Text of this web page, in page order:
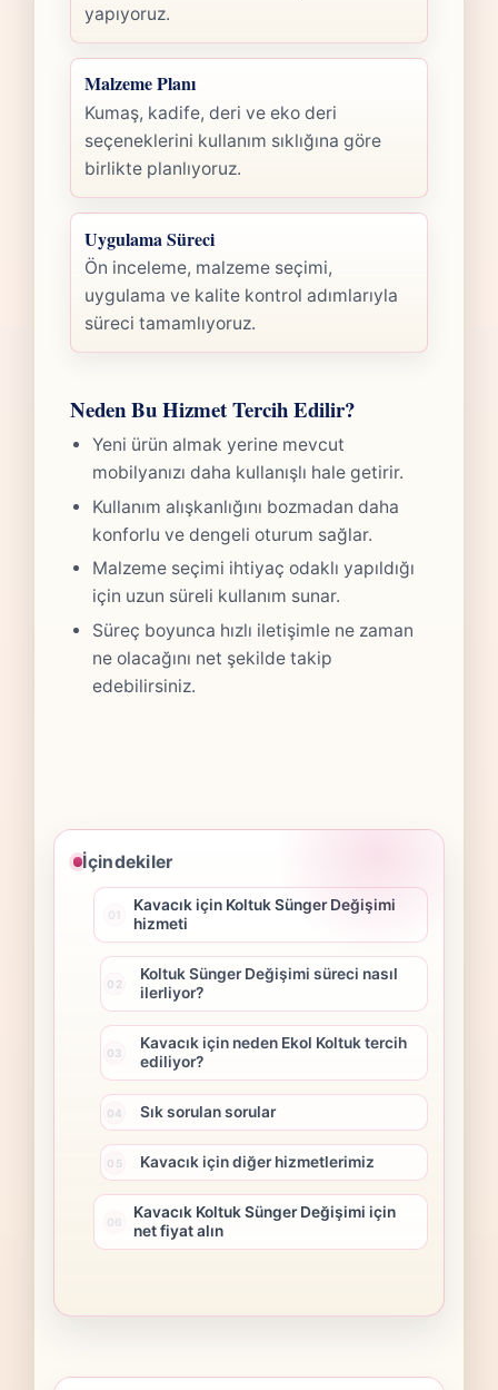
yapıyoruz.
Malzeme Planı
Kumaş, kadife, deri ve eko deri
seçeneklerini kullanım sıklığına göre
birlikte planlıyoruz.
Uygulama Süreci
Ön inceleme, malzeme seçimi,
uygulama ve kalite kontrol adımlarıyla
süreci tamamlıyoruz.
Neden Bu Hizmet Tercih Edilir?
Yeni ürün almak yerine mevcut
mobilyanızı daha kullanışlı hale getirir.
Kullanım alışkanlığını bozmadan daha
konforlu ve dengeli oturum sağlar.
Malzeme seçimi ihtiyaç odaklı yapıldığı
için uzun süreli kullanım sunar.
Süreç boyunca hızlı iletişimle ne zaman
ne olacağını net şekilde takip
edebilirsiniz.
İçindekiler
Kavacık için Koltuk Sünger Değişimi
hizmeti
Koltuk Sünger Değişimi süreci nasıl
ilerliyor?
Kavacık için neden Ekol Koltuk tercih
ediliyor?
Sık sorulan sorular
Kavacık için diğer hizmetlerimiz
Kavacık Koltuk Sünger Değişimi için
net fiyat alın